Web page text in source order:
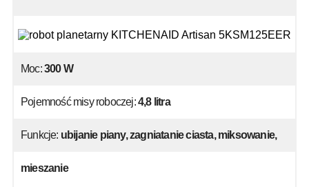
Moc:300 W
Pojemność misy roboczej:4,8 litra
Funkcje: ubijanie piany, zagniatanie ciasta, miksowanie,
mieszanie